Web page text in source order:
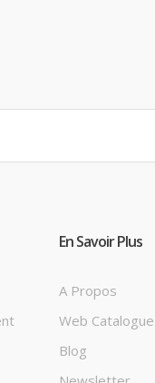
En Savoir Plus
A Propos
Web Catalogue
Blog